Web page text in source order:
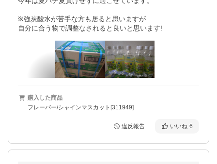
※強炭酸水が苦手な方も居ると思いますが
購入した商品
フレーバー/シャインマスカット[311949]
違反報告 いいね 6